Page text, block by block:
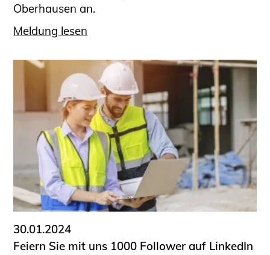
Oberhausen an.
Meldung lesen
30.01.2024
Feiern Sie mit uns 1000 Follower auf LinkedIn